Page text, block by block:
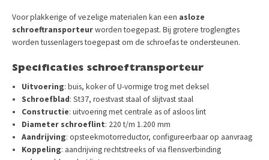
Voor plakkerige of vezelige materialen kan een asloze
schroeftransporteurworden toegepast. Bij grotere troglengtes
worden tussenlagers toegepast om de schroefas te ondersteunen.
Specificaties schroeftransporteur
Uitvoering: buis, koker of U-vormige trog met deksel
Schroefblad: St37, roestvast staal of slijtvast staal
Constructie: uitvoering met centrale as of asloos lint
Diameter schroeflint: 220 t/m 1.200 mm
Aandrijving: opsteekmotorreductor, configureerbaar op aanvraag
Koppeling: aandrijving rechtstreeks of via flensverbinding